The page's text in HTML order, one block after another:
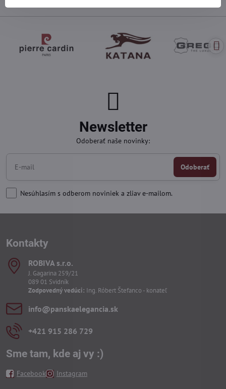
Newsletter
Odoberať naše novinky:
Odoberať
Nesúhlasím s odberom noviniek a zliav e-mailom.
Kontakty
ROBIVA s​.r​.o​.
J. Gagarina 259/21
089 01 Svidník
Zodpovedný vedúci: Ing. Róbert Štefanco - konateľ
info​@panskaelegancia​.sk
+421 915 286 729
Sme tam, kde aj vy :)
Facebook Instagram